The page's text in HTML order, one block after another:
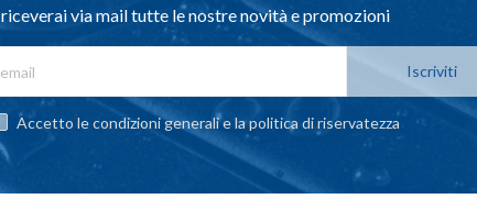
riceverai via mail tutte le nostre novità e promozioni
Iscriviti
Accetto le condizioni generali e la politica di riservatezza